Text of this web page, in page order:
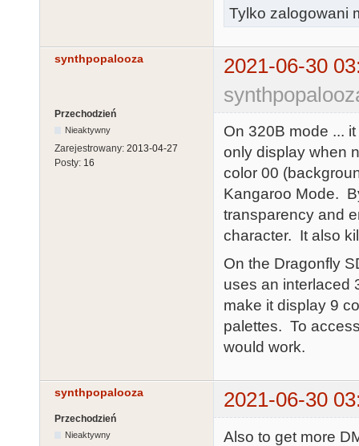
Tylko zalogowani
synthpopalooza
2021-06-30
Przechodzień
Nieaktywny
Zarejestrowany: 2013-04-27
Posty: 16
On 320B mode ...
only display when
color 00
Kangaroo Mode.
transparency and
character. It also
On the Dragonfly
uses an interlaced
make it display 9
palettes. To
would work.
synthpopalooza 2021-06-30
Przechodzień
Nieaktywny
Also to get more